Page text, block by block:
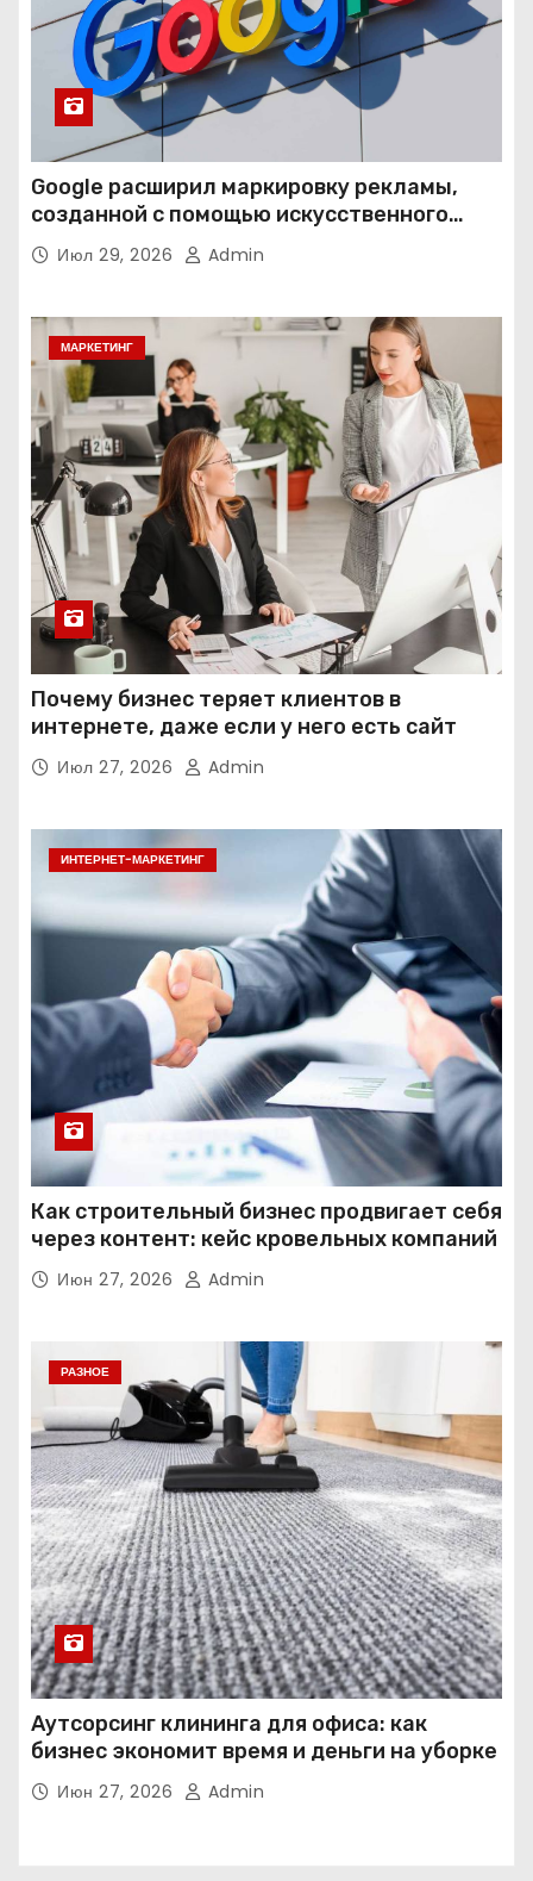
Google расширил маркировку рекламы,
созданной с помощью искусственного
интеллекта
Июл 29, 2026 Admin
МАРКЕТИНГ
Почему бизнес теряет клиентов в
интернете, даже если у него есть сайт
Июл 27, 2026 Admin
ИНТЕРНЕТ-МАРКЕТИНГ
Как строительный бизнес продвигает себя
через контент: кейс кровельных компаний
Июн 27, 2026 Admin
РАЗНОЕ
Аутсорсинг клининга для офиса: как
бизнес экономит время и деньги на уборке
Июн 27, 2026 Admin